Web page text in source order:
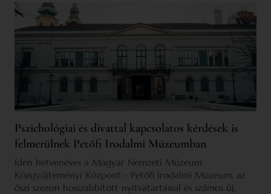
Pszichológiai és divattal kapcsolatos kérdések is
felmerülnek Petőfi Irodalmi Múzeumban
Idén hetvenéves a Magyar Nemzeti Múzeum
Közgyűjteményi Központ - Petőfi Irodalmi Múzeum, az
őszi szezon hosszabbított nyitvatartással és számos új,